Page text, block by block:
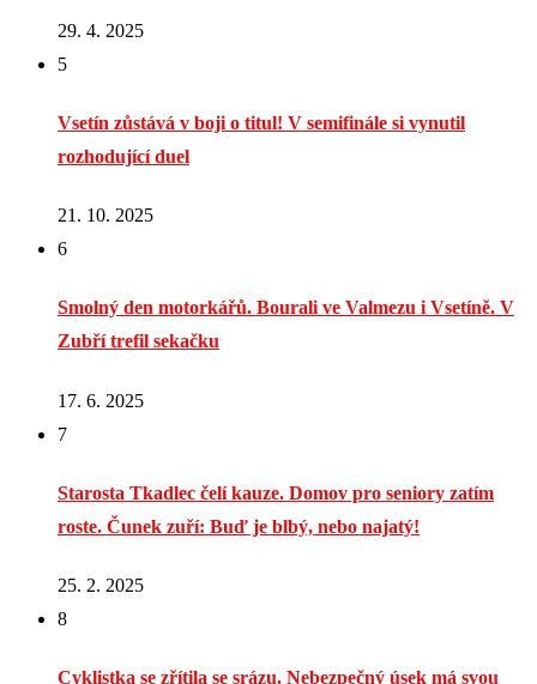
29. 4. 2025
5
Vsetín zůstává v boji o titul! V semifinále si vynutil
rozhodující duel
21. 10. 2025
6
Smolný den motorkářů. Bourali ve Valmezu i Vsetíně. V
Zubří trefil sekačku
17. 6. 2025
7
Starosta Tkadlec čelí kauze. Domov pro seniory zatím
roste. Čunek zuří: Buď je blbý, nebo najatý!
25. 2. 2025
8
Cyklistka se zřítila se srázu. Nebezpečný úsek má svou